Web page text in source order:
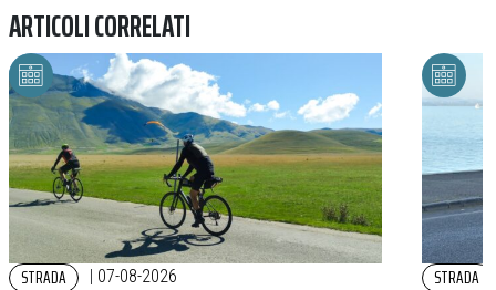
ARTICOLI CORRELATI
STRADA | 07-08-2026 STRADA